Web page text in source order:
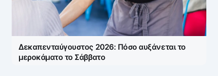
Δεκαπενταύγουστος 2026: Πόσο αυξάνεται το
μεροκάματο το Σάββατο